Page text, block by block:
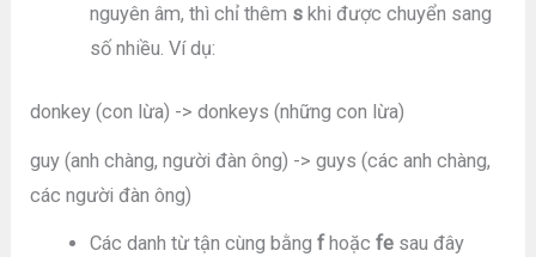
nguyên âm, thì chỉ thêm s khi được chuyển sang
số nhiều. Ví dụ:
donkey (con lừa) -> donkeys (những con lừa)
guy (anh chàng, người đàn ông) -> guys (các anh chàng,
các người đàn ông)
Các danh từ tận cùng bằng f hoặc fe sau đây